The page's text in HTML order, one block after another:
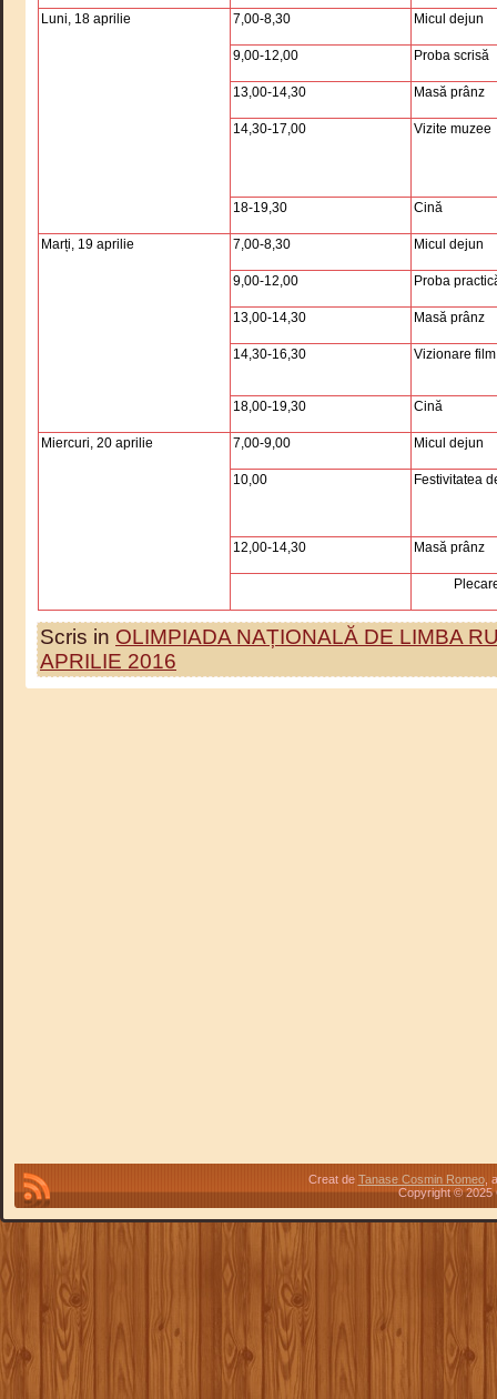
Luni, 18 aprilie 7,00-8,30 Micul dejun
9,00-12,00 Proba scrisă
13,00-14,30 Masă prânz
14,30-17,00 Vizite muzee
18-19,30 Cină
Marți, 19 aprilie 7,00-8,30 Micul dejun
9,00-12,00 Proba
13,00-14,30 Masă prânz
14,30-16,30 Vizionare film
18,00-19,30 Cină
Miercuri, 20 aprilie 7,00-9,00 Micul dejun
10,00 Festivitatea
12,00-14,30 Masă prânz
Scris in OLIMPIADA NAȚIONALĂ DE LIMBA
APRILIE 2016
Creat de Tanase Cosmin Romeo,
Copyright © 2025